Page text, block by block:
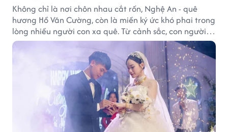
Không chỉ là nơi chôn nhau cắt rốn, Nghệ An - quê
hương Hồ Văn Cường, còn là miền ký ức khó phai trong
lòng nhiều người con xa quê. Từ cảnh sắc, con người
đến hương vị quê nhà, tất cả đều trở thành những
điều khiến họ luôn mong ngày trở về.